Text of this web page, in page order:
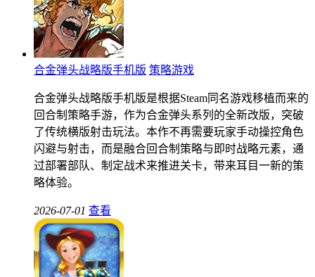
合金弹头战略版手机版 策略游戏
合金弹头战略版手机版是根据Steam同名游戏移植而来的
回合制策略手游，作为合金弹头系列的全新改版，突破
了传统横版射击玩法。本作不再需要玩家手动操控角色
闪避与射击，而是融合回合制策略与即时战略元素，通
过部署部队、制定战术来推进关卡，带来耳目一新的策
略体验。
2026-07-01 查看